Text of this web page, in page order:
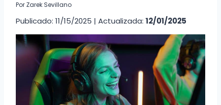
Por Zarek Sevillano
Publicado: 11/15/2025 | Actualizada: 12/01/2025